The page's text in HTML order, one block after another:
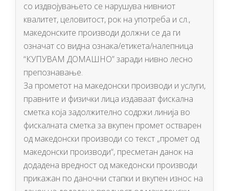
со издвојувањето се нарушува нивниот
квалитет, целовитост, рок на употреба и сл.,
македонските производи должни се да ги
означат со видна ознака/етикета/налепница
“КУПУВАМ ДОМАШНО” заради нивно лесно
препознавање.
За прометот на македонски производи и услуги,
правните и физички лица издаваат фискална
сметка која задолжително содржи линија во
фискалната сметка за вкупен промет остварен
од македонски производи со текст „промет од
македонски производи“, пресметан данок на
додадена вредност од македонски производи
прикажан по даночни стапки и вкупен износ на